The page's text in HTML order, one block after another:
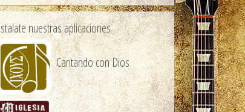
nuestras aplicaciones
Cantando con Dios